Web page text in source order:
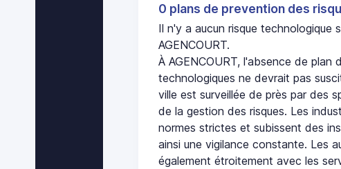
0 plans de prevention des
Il n'y a aucun risque technologique
AGENCOURT.
À AGENCOURT, l'absence de plan
technologiques ne devrait pas
ville est surveillée de près par des
de la gestion des risques. Les
normes strictes et subissent des
ainsi une vigilance constante. Les
également étroitement avec les